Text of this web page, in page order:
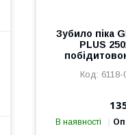
Зубило піка
PLUS
6118-
В наявності